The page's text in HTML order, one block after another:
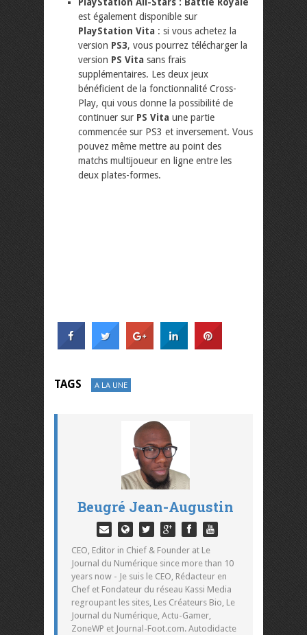
est également disponible sur
PlayStation Vita : si vous achetez la
version PS3, vous pourrez télécharger la
version PS Vita sans frais
supplémentaires. Les deux jeux
bénéficient de la fonctionnalité Cross-
Play, qui vous donne la possibilité de
continuer sur PS Vita une partie
commencée sur PS3 et inversement. Vous
pouvez même mettre au point des
matchs multijoueur en ligne entre les
deux plates-formes.
TAGS A LA UNE
Beugré Jean-Augustin
CEO, Editor in Chief & Founder at Le
Journal du Numérique since more than 10
years now - Je suis le CEO, Rédacteur en
Chef et Fondateur du réseau Kassi Media
regroupant les sites, Les Créateurs Bio, Le
Journal du Numérique, Actu-Gamer,
ZoneWP et Journal-Foot.com. Autodidacte